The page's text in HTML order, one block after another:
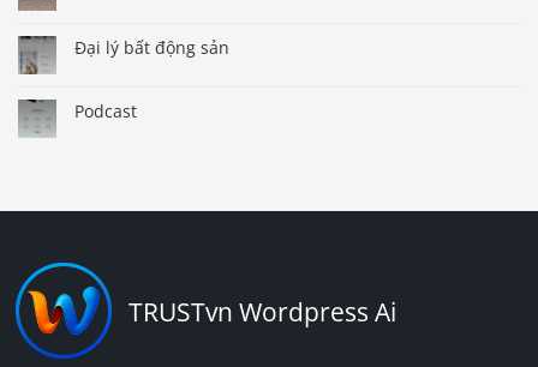
Đại lý bất động sản
Podcast
TRUSTvn Wordpress Ai